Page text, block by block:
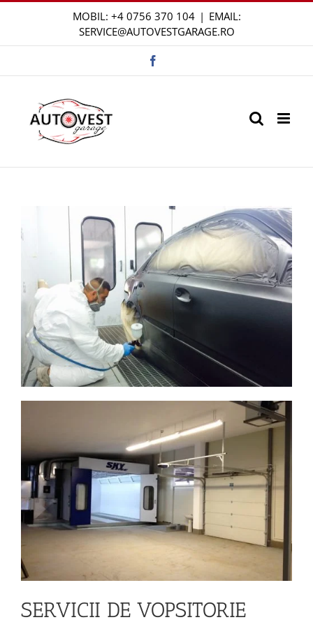
MOBIL: +4 0756 370 104 | EMAIL:
SERVICE@AUTOVESTGARAGE.RO
SERVICII DE VOPSITORIE